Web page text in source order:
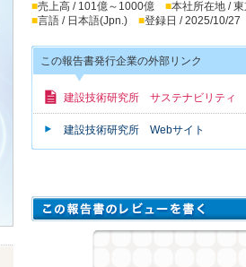
■売上高 / 101億～1000億 ■本社所在地 /
■言語 / 日本語(Jpn.) ■登録日 / 2025/10/27
この報告書発行企業の外部リンク
建設技術研究所 サステナビリティ
建設技術研究所 Webサイト